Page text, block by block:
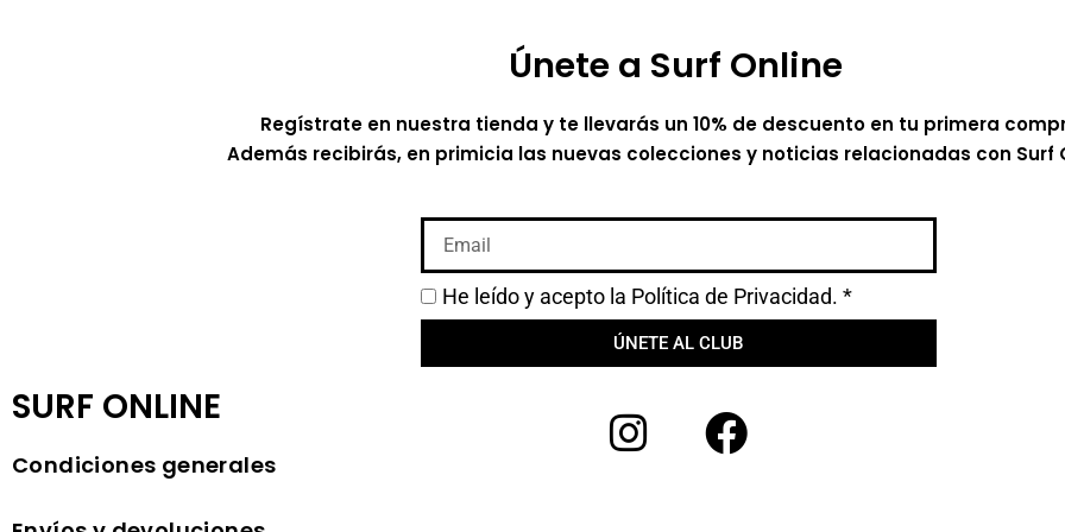
Únete a Surf Online
Regístrate en nuestra tienda y te llevarás un 10% de descuento en tu primera
Además recibirás, en primicia las nuevas colecciones y noticias relacionadas con Surf
He leído y acepto la Política de Privacidad. *
ÚNETE AL CLUB
SURF ONLINE
Condiciones generales